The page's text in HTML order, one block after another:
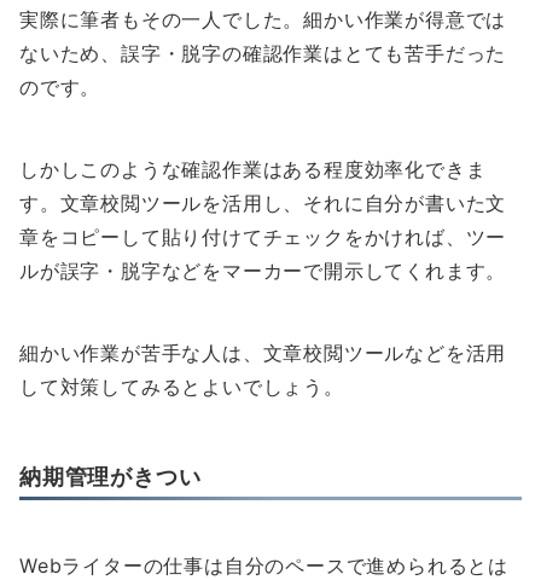
実際に筆者もその一人でした。細かい作業が得意では
ないため、誤字・脱字の確認作業はとても苦手だった
のです。
しかしこのような確認作業はある程度効率化できま
す。文章校閲ツールを活用し、それに自分が書いた文
章をコピーして貼り付けてチェックをかければ、ツー
ルが誤字・脱字などをマーカーで開示してくれます。
細かい作業が苦手な人は、文章校閲ツールなどを活用
して対策してみるとよいでしょう。
納期管理がきつい
Webライターの仕事は自分のペースで進められるとは